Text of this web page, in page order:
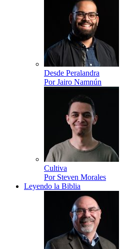
Desde Peralandra
Por Jairo Namnún
Cultiva
Por Steven Morales
Leyendo la Biblia